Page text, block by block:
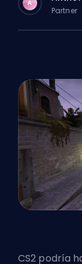
A
Partner
CS2 podría